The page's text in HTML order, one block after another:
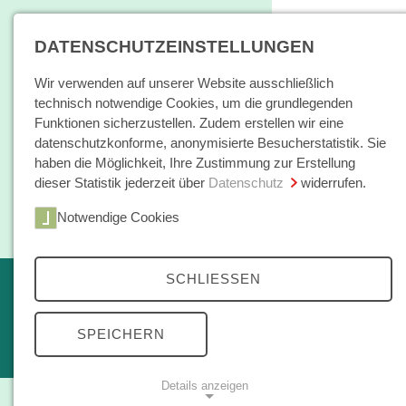
Home
Bücher / E-Books
Themen
kleine reihe
Open Access
DATENSCHUTZEINSTELLUNGEN
Wir verwenden auf unserer Website ausschließlich
technisch notwendige Cookies, um die grundlegenden
Funktionen sicherzustellen. Zudem erstellen wir eine
datenschutzkonforme, anonymisierte Besucherstatistik. Sie
haben die Möglichkeit, Ihre Zustimmung zur Erstellung
dieser Statistik jederzeit über Datenschutz widerrufen.
Notwendige Cookies
SCHLIESSEN
SPEICHERN
Details anzeigen